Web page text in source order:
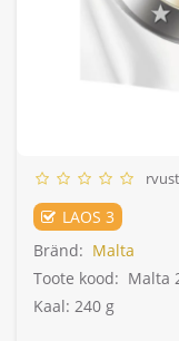
LAOS 3
Bränd: Malta
Toote kood: Malta
Kaal: 240 g